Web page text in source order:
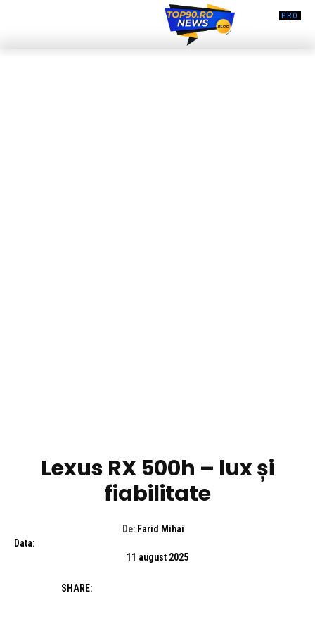
Lexus RX 500h – lux și
fiabilitate
De: Farid Mihai
Data:
11 august 2025
SHARE: